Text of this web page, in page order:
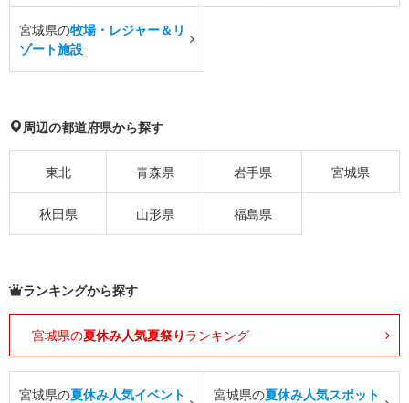
宮城県の牧場・レジャー＆リ
ゾート施設
周辺の都道府県から探す
東北 青森県 岩手県 宮城県
秋田県 山形県 福島県
ランキングから探す
宮城県の夏休み人気夏祭り ランキング
宮城県の夏休み人気イベント 宮城県の夏休み人気スポット